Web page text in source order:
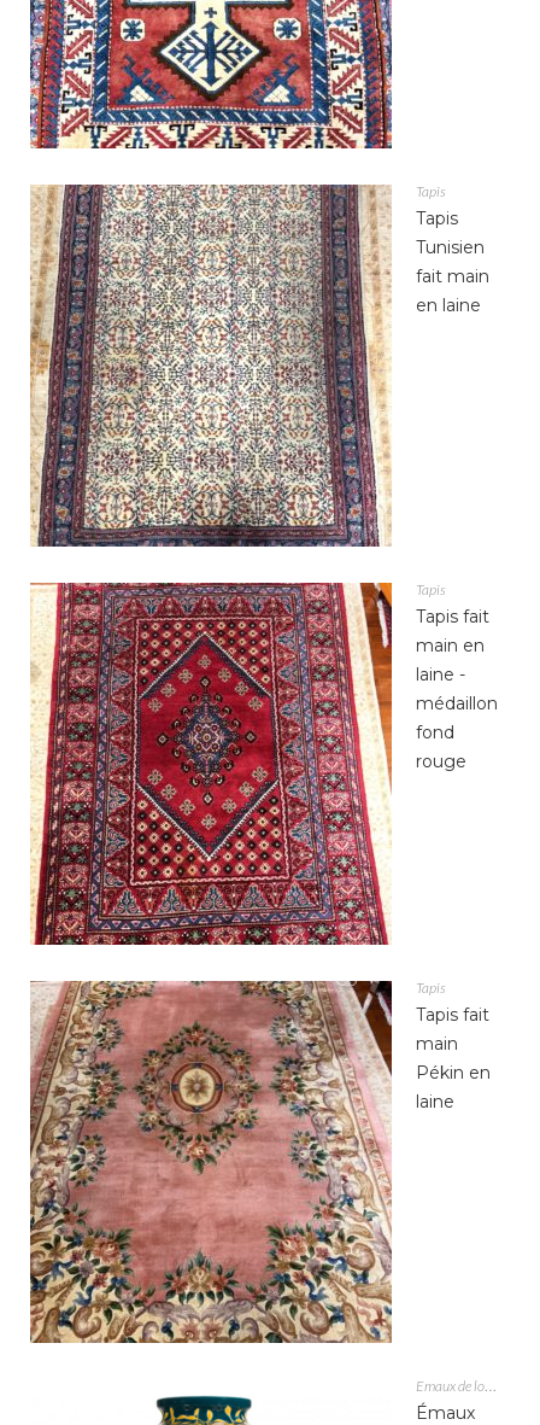
Tapis
Tapis
Tunisien
fait main
en laine
Tapis
Tapis fait
main en
laine -
médaillon
fond
rouge
Tapis
Tapis fait
main
Pékin en
laine
Émaux